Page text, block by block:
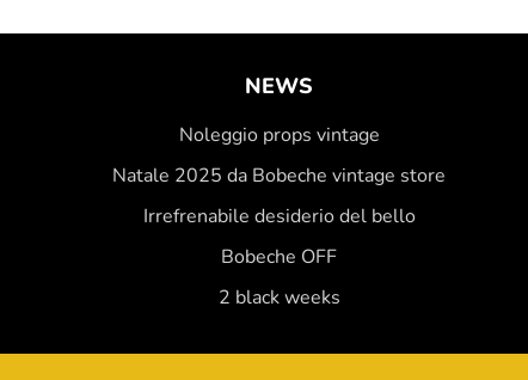
NEWS
Noleggio props vintage
Natale 2025 da Bobeche vintage store
Irrefrenabile desiderio del bello
Bobeche OFF
2 black weeks